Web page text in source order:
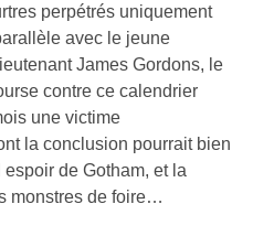
perpétrés uniquement
avec le jeune
James Gordons, le
contre ce calendrier
une victime
la conclusion pourrait bien
de Gotham, et la
monstres de foire…